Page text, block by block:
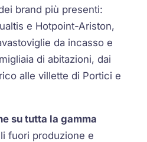
brand più presenti:
e Hotpoint-Ariston,
da incasso e
di abitazioni, dai
alle villette di Portici e
su tutta la gamma
fuori produzione e